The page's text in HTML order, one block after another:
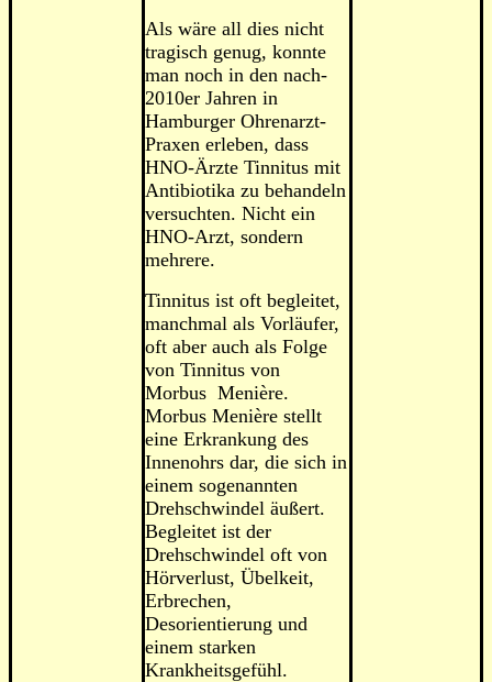
Als wäre all dies nicht
tragisch genug, konnte
man noch in den nach-
2010er Jahren in
Hamburger Ohrenarzt-
Praxen erleben, dass
HNO-Ärzte Tinnitus mit
Antibiotika zu behandeln
versuchten. Nicht ein
HNO-Arzt, sondern
mehrere.
Tinnitus ist oft begleitet,
manchmal als Vorläufer,
oft aber auch als Folge
von Tinnitus von
Morbus Menière.
Morbus Menière stellt
eine Erkrankung des
Innenohrs dar, die sich in
einem sogenannten
Drehschwindel äußert.
Begleitet ist der
Drehschwindel oft von
Hörverlust, Übelkeit,
Erbrechen,
Desorientierung und
einem starken
Krankheitsgefühl.